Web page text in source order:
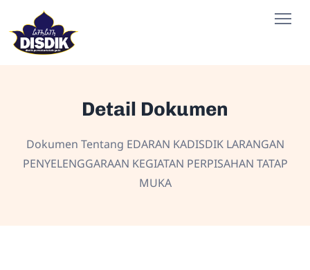
Detail Dokumen
Dokumen Tentang EDARAN KADISDIK LARANGAN
PENYELENGGARAAN KEGIATAN PERPISAHAN TATAP
MUKA